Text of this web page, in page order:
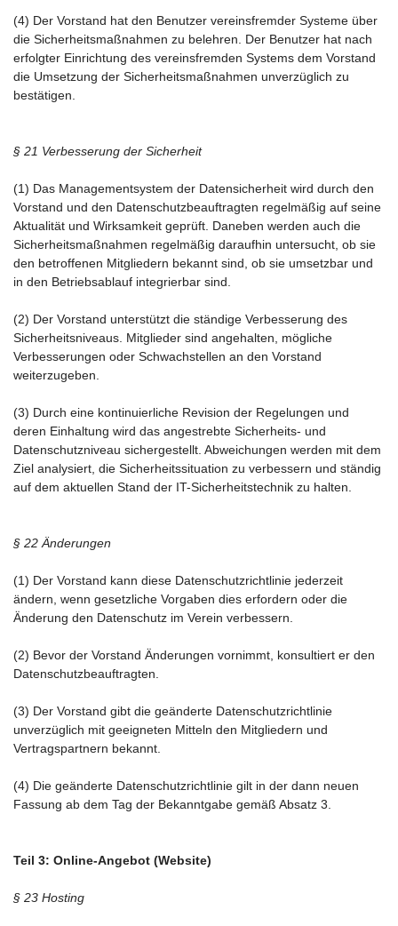
(4) Der Vorstand hat den Benutzer vereinsfremder Systeme über
die Sicherheitsmaßnahmen zu belehren. Der Benutzer hat nach
erfolgter Einrichtung des vereinsfremden Systems dem Vorstand
die Umsetzung der Sicherheitsmaßnahmen unverzüglich zu
bestätigen.
§ 21 Verbesserung der Sicherheit
(1) Das Managementsystem der Datensicherheit wird durch den
Vorstand und den Datenschutzbeauftragten regelmäßig auf seine
Aktualität und Wirksamkeit geprüft. Daneben werden auch die
Sicherheitsmaßnahmen regelmäßig daraufhin untersucht, ob sie
den betroffenen Mitgliedern bekannt sind, ob sie umsetzbar und
in den Betriebsablauf integrierbar sind.
(2) Der Vorstand unterstützt die ständige Verbesserung des
Sicherheitsniveaus. Mitglieder sind angehalten, mögliche
Verbesserungen oder Schwachstellen an den Vorstand
weiterzugeben.
(3) Durch eine kontinuierliche Revision der Regelungen und
deren Einhaltung wird das angestrebte Sicherheits- und
Datenschutzniveau sichergestellt. Abweichungen werden mit dem
Ziel analysiert, die Sicherheitssituation zu verbessern und ständig
auf dem aktuellen Stand der IT-Sicherheitstechnik zu halten.
§ 22 Änderungen
(1) Der Vorstand kann diese Datenschutzrichtlinie jederzeit
ändern, wenn gesetzliche Vorgaben dies erfordern oder die
Änderung den Datenschutz im Verein verbessern.
(2) Bevor der Vorstand Änderungen vornimmt, konsultiert er den
Datenschutzbeauftragten.
(3) Der Vorstand gibt die geänderte Datenschutzrichtlinie
unverzüglich mit geeigneten Mitteln den Mitgliedern und
Vertragspartnern bekannt.
(4) Die geänderte Datenschutzrichtlinie gilt in der dann neuen
Fassung ab dem Tag der Bekanntgabe gemäß Absatz 3.
Teil 3: Online-Angebot (Website)
§ 23 Hosting